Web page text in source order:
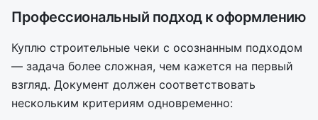
Профессиональный подход к оформлению
Куплю строительные чеки с осознанным подходом
— задача более сложная, чем кажется на первый
взгляд. Документ должен соответствовать
нескольким критериям одновременно: